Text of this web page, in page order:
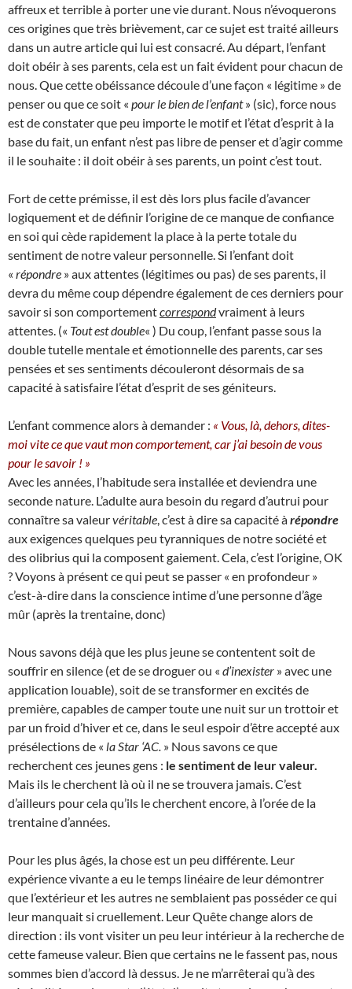
affreux et terrible à porter une vie durant. Nous n’évoquerons
ces origines que très brièvement, car ce sujet est traité ailleurs
dans un autre article qui lui est consacré. Au départ, l’enfant
doit obéir à ses parents, cela est un fait évident pour chacun de
nous. Que cette obéissance découle d’une façon « légitime » de
penser ou que ce soit « pour le bien de l’enfant» (sic), force nous
est de constater que peu importe le motif et l’état d’esprit à la
base du fait, un enfant n’est pas libre de penser et d’agir comme
il le souhaite : il doit obéir à ses parents, un point c’est tout.
Fort de cette prémisse, il est dès lors plus facile d’avancer
logiquement et de définir l’origine de ce manque de confiance
en soi qui cède rapidement la place à la perte totale du
sentiment de notre valeur personnelle. Si l’enfant doit
« répondre » aux attentes (légitimes ou pas) de ses parents, il
devra du même coup dépendre également de ces derniers pour
savoir si son comportementcorrespondvraiment à leurs
attentes. (« Tout est double« ) Du coup, l’enfant passe sous la
double tutelle mentale et émotionnelle des parents, car ses
pensées et ses sentiments découleront désormais de sa
capacité à satisfaire l’état d’esprit de ses géniteurs.
L’enfant commence alors à demander : « Vous, là, dehors, dites-
moi vite ce que vaut mon comportement, car j’ai besoin de vous
pour le savoir ! »
Avec les années, l’habitude sera installée et deviendra une
seconde nature. L’adulte aura besoin du regard d’autrui pour
connaître sa valeurvéritable , c’est à dire sa capacité àrépondre
aux exigences quelques peu tyranniques de notre société et
des olibrius qui la composent gaiement. Cela, c’est l’origine, OK
? Voyons à présent ce qui peut se passer « en profondeur »
c’est-à-dire dans la conscience intime d’une personne d’âge
mûr (après la trentaine, donc)
Nous savons déjà que les plus jeune se contentent soit de
souffrir en silence (et de se droguer ou « d’inexister » avec une
application louable), soit de se transformer en excités de
première, capables de camper toute une nuit sur un trottoir et
par un froid d’hiver et ce, dans le seul espoir d’être accepté aux
présélections de « la Star ‘AC. » Nous savons ce que
recherchent ces jeunes gens : le sentiment de leur valeur.
Mais ils le cherchent là où il ne se trouvera jamais. C’est
d’ailleurs pour cela qu’ils le cherchent encore, à l’orée de la
trentaine d’années.
Pour les plus âgés, la chose est un peu différente. Leur
expérience vivante a eu le temps linéaire de leur démontrer
que l’extérieur et les autres ne semblaient pas posséder ce qui
leur manquait si cruellement. Leur Quête change alors de
direction : ils vont visiter un peu leur intérieur à la recherche de
cette fameuse valeur. Bien que certains ne le fassent pas, nous
sommes bien d’accord là dessus. Je ne m’arrêterai qu’à des